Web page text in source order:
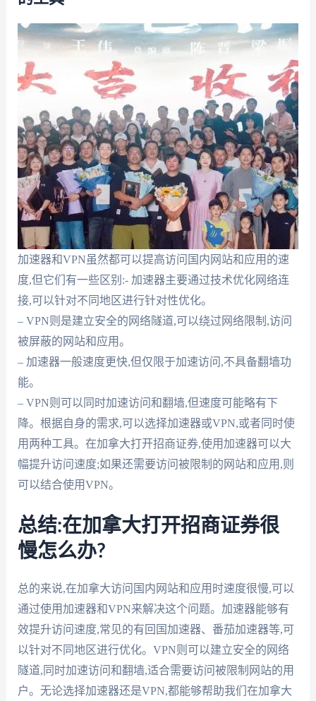
加速器和VPN虽然都可以提高访问国内网站和应用的速
度,但它们有一些区别:- 加速器主要通过技术优化网络连
接,可以针对不同地区进行针对性优化。
– VPN则是建立安全的网络隧道,可以绕过网络限制,访问
被屏蔽的网站和应用。
– 加速器一般速度更快,但仅限于加速访问,不具备翻墙功
能。
– VPN则可以同时加速访问和翻墙,但速度可能略有下
降。根据自身的需求,可以选择加速器或VPN,或者同时使
用两种工具。在加拿大打开招商证券,使用加速器可以大
幅提升访问速度;如果还需要访问被限制的网站和应用,则
可以结合使用VPN。
总结:在加拿大打开招商证券很
慢怎么办?
总的来说,在加拿大访问国内网站和应用时速度很慢,可以
通过使用加速器和VPN来解决这个问题。加速器能够有
效提升访问速度,常见的有回国加速器、番茄加速器等,可
以针对不同地区进行优化。VPN则可以建立安全的网络
隧道,同时加速访问和翻墙,适合需要访问被限制网站的用
户。无论选择加速器还是VPN,都能够帮助我们在加拿大